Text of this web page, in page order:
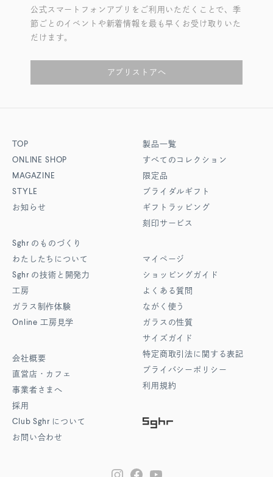
公式スマートフォンアプリをご利用いただくことで、季
節ごとのイベントや新着情報を最も早くお受け取りいた
だけます。
アプリストアへ
TOP
ONLINE SHOP
MAGAZINE
STYLE
お知らせ
Sghr のものづくり
わたしたちについて
Sghr の技術と開発力
工房
ガラス制作体験
Online 工房見学
会社概要
直営店・カフェ
事業者さまへ
採用
Club Sghr について
お問い合わせ
製品一覧
すべてのコレクション
限定品
ブライダルギフト
ギフトラッピング
刻印サービス
マイページ
ショッピングガイド
よくある質問
ながく使う
ガラスの性質
サイズガイド
特定商取引法に関する表記
プライバシーポリシー
利用規約